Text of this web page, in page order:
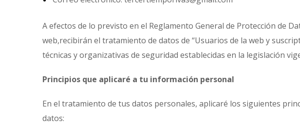
A efectos de lo previsto en el Reglamento General de Protección de
web,recibirán el tratamiento de datos de “Usuarios de la web y
técnicas y organizativas de seguridad establecidas en la legislación
Principios que aplicaré a tu información personal
En el tratamiento de tus datos personales, aplicaré los siguientes
datos: